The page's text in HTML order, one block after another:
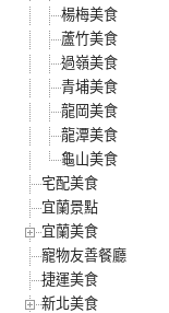
楊梅美食
蘆竹美食
過嶺美食
青埔美食
龍岡美食
龍潭美食
龜山美食
宅配美食
宜蘭景點
宜蘭美食
寵物友善餐廳
捷運美食
新北美食